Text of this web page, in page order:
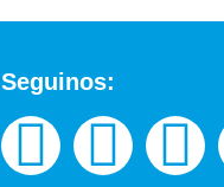
Seguinos: